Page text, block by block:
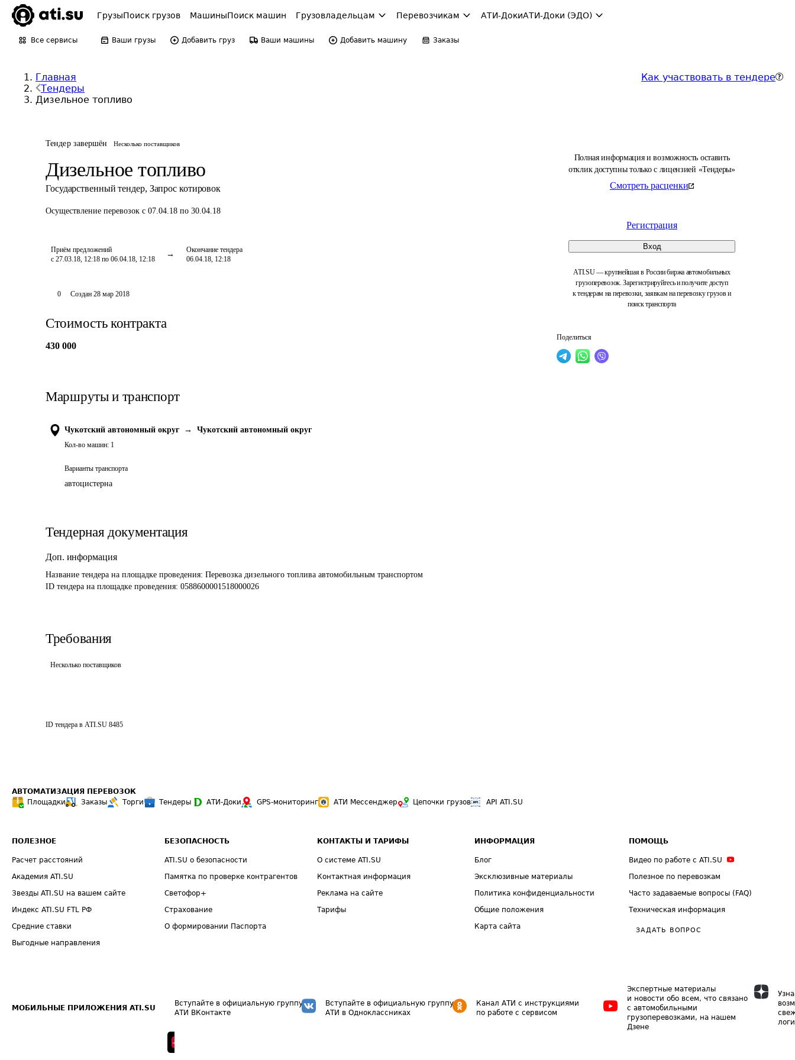
ГрузыПоиск грузов МашиныПоиск машин Грузовладельцам Перевозчикам АТИ-ДокиАТИ-Доки (ЭДО)
Все сервисы Ваши грузы Добавить груз Ваши машины Добавить машину Заказы
Главная
Тендеры
Дизельное топливо
Как участвовать в тендере
Тендер завершён Несколько поставщиков
Дизельное топливо
Государственный тендер, Запрос котировок
Осуществление перевозок с 07.04.18 по 30.04.18
Приём предложений
с 27.03.18, 12:18 по 06.04.18, 12:18
Окончание тендера
06.04.18, 12:18
Полная информация и возможность оставить
отклик доступны только с лицензией «Тендеры»
Смотреть расценки
Регистрация
Вход
ATI.SU — крупнейшая в России биржа автомобильных
грузоперевозок. Зарегистрируйтесь и получите доступ
к тендерам на перевозки, заявкам на перевозку грузов и
поиск транспорта
Поделиться
0 Создан 28 мар 2018
Стоимость контракта
430 000
Маршруты и транспорт
Чукотский автономный округ → Чукотский автономный округ
Кол-во машин: 1
Варианты транспорта
автоцистерна
Тендерная документация
Доп. информация
Название тендера на площадке проведения: Перевозка дизельного топлива автомобильным транспортом
ID тендера на площадке проведения: 0588600001518000026
Требования
Несколько поставщиков
ID тендера в ATI.SU 8485
АВТОМАТИЗАЦИЯ ПЕРЕВОЗОК
Площадки
Заказы Торги Тендеры АТИ-Доки GPS-мониторинг АТИ Мессенджер Цепочки грузов API ATI.SU
ПОЛЕЗНОЕ
Расчет расстояний
Академия ATI.SU
Звезды ATI.SU на вашем сайте
Индекс ATI.SU FTL РФ
Средние ставки
Выгодные направления
БЕЗОПАСНОСТЬ
ATI.SU о безопасности
Памятка по проверке контрагентов
Светофор+
Страхование
О формировании Паспорта
КОНТАКТЫ И ТАРИФЫ
О системе ATI.SU
Контактная информация
Реклама на сайте
Тарифы
ИНФОРМАЦИЯ
Блог
Эксклюзивные материалы
Политика конфиденциальности
Общие положения
Карта сайта
ПОМОЩЬ
Видео по работе с ATI.SU
Полезное по перевозкам
Часто задаваемые вопросы (FAQ)
Техническая информация
ЗАДАТЬ ВОПРОС
МОБИЛЬНЫЕ ПРИЛОЖЕНИЯ ATI.SU
Вступайте в официальную группу
АТИ ВКонтакте
Вступайте в официальную группу
АТИ в Одноклассниках
Канал АТИ с инструкциями
по работе с сервисом
Экспертные материалы
и новости обо всем, что связано
с автомобильными
грузоперевозками, на нашем
Дзене